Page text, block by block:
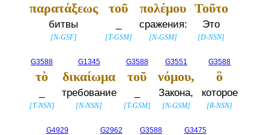
παρατάξεως
битвы
[N-GSF]
τοῦ
[T-GSM]
πολέμου
сражения:
[N-GSM]
Τοῦτο
Это
[D-NSN]
G3588
τὸ
[T-NSN]
G1345
δικαίωμα
требование
[N-NSN]
G3588
τοῦ
[T-GSM]
G3551
νόμου,
Закона,
[N-GSM]
G3588
ὃ
которое
[R-NSN]
G4929 G2962 G3588 G3475